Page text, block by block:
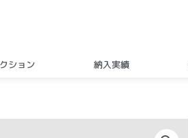
ション 納入実績